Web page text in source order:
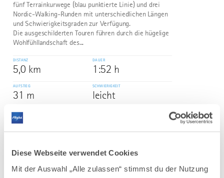
Diese Webseite verwendet Cookies
Mit der Auswahl „Alle zulassen“ stimmst du der Nutzung
fünf Terrainkurwege (blau punktierte Linie) und drei
Nordic-Walking-Runden mit unterschiedlichen Längen
und Schwierigkeitsgraden zur Verfügung.
Die ausgeschilderten Touren führen durch die hügelige
Wohlfühllandschaft des...
DISTANZ
5,0 km
DAUER
1:52 h
AUFSTIEG
31 m
SCHWIERIGKEIT
leicht
4
Bergwald-Runde
Der Spaziergang führt durch den Mindelheimer
mehr
dazu